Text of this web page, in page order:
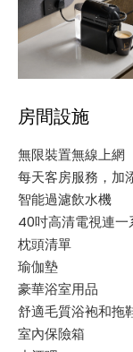
房間設施
無限裝置無線上網
每天客房服務，加
智能過濾飲水機
40吋高清電視連
枕頭清單
瑜伽墊
豪華浴室用品
舒適毛質浴袍和拖
室內保險箱